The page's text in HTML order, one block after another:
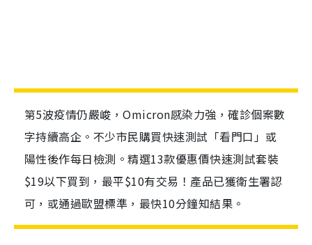
第5波疫情仍嚴峻，Omicron感染力強，確診個案數
字持續高企。不少市民購買快速測試「看門口」或
陽性後作每日檢測。精選13款優惠價快速測試套裝
$19以下買到，最平$10有交易！產品已獲衛生署認
可，或通過歐盟標準，最快10分鐘知結果。